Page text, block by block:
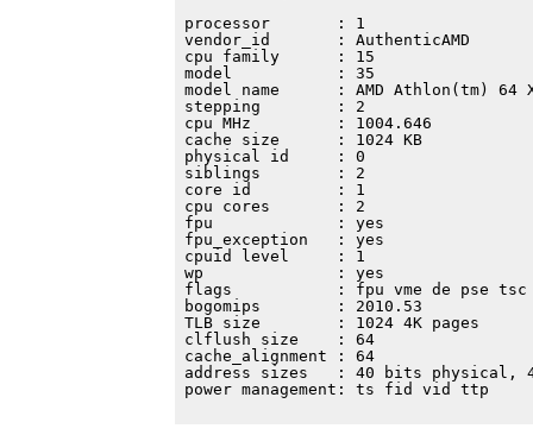
processor       : 1
vendor_id       : AuthenticAMD
cpu family      : 15
model           : 35
model name      : AMD Athlon(tm) 64
stepping        : 2
cpu MHz         : 1004.646
cache size      : 1024 KB
physical id     : 0
siblings        : 2
core id         : 1
cpu cores       : 2
fpu             : yes
fpu_exception   : yes
cpuid level     : 1
wp              : yes
flags           : fpu vme de pse tsc
bogomips        : 2010.53
TLB size        : 1024 4K pages
clflush size    : 64
cache_alignment : 64
address sizes   : 40 bits physical,
power management: ts fid vid ttp